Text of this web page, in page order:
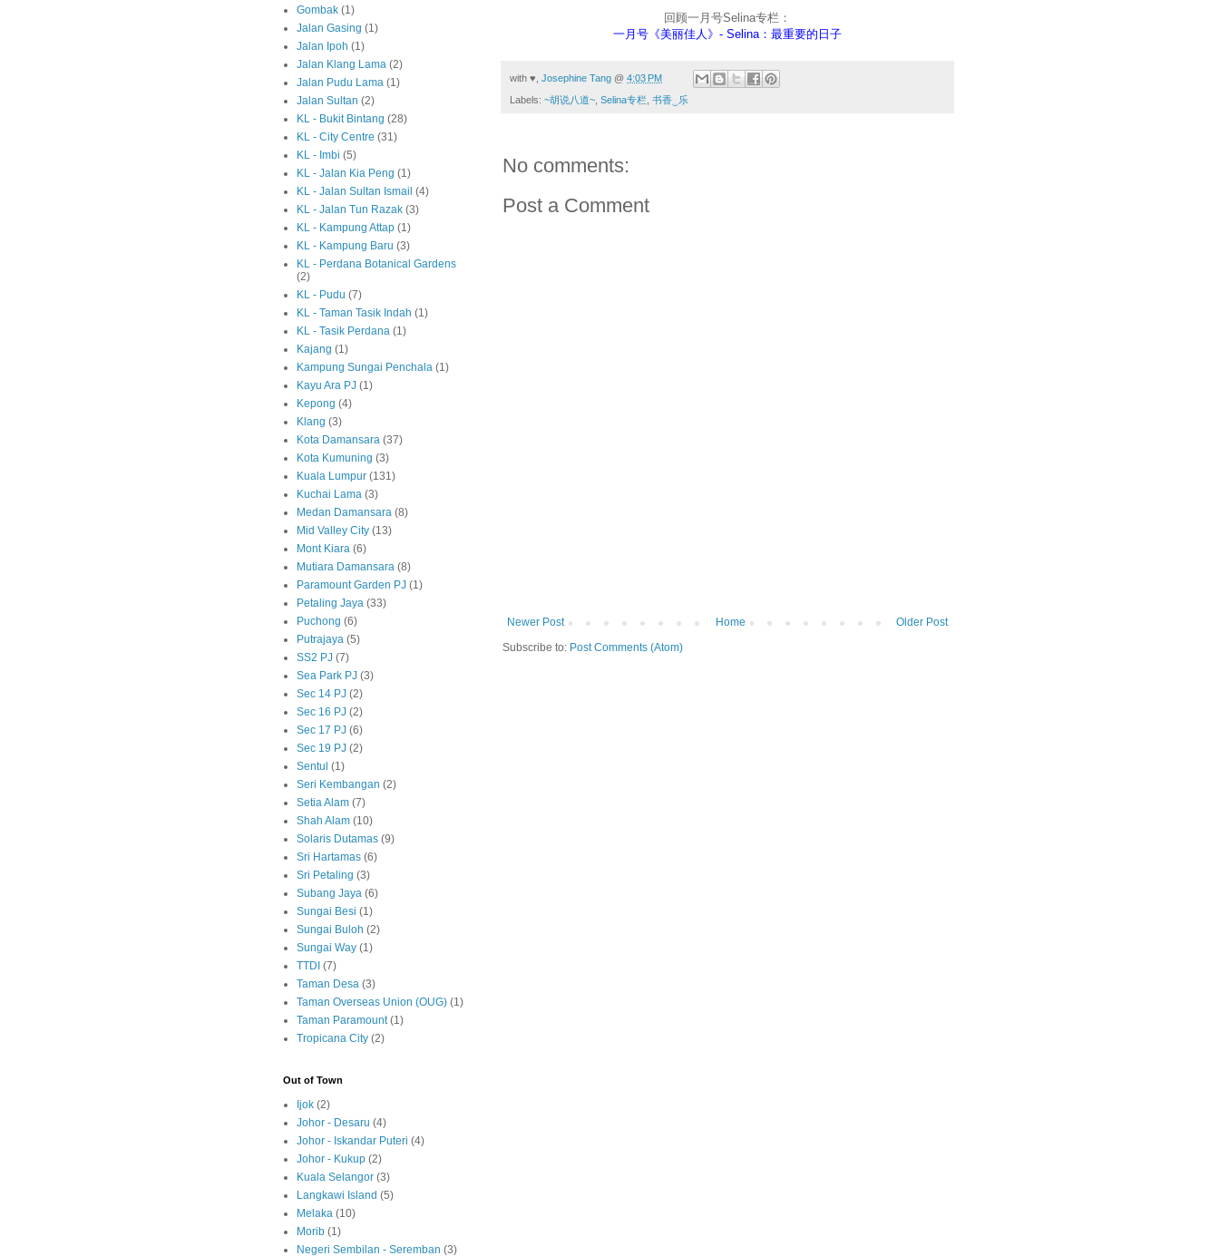
回顾一月号Selina专栏：
一月号《美丽佳人》- Selina：最重要的日子
with ♥, Josephine Tang @ 4:03 PM
Labels: ~胡说八道~ Selina专栏 书香‿乐
No comments:
Post a Comment
Newer Post Older Post
Home
Subscribe to: Post Comments (Atom)
Gombak (1)
Jalan Gasing (1)
Jalan Ipoh (1)
Jalan Klang Lama (2)
Jalan Pudu Lama (1)
Jalan Sultan (2)
KL - Bukit Bintang (28)
KL - City Centre (31)
KL - Imbi (5)
KL - Jalan Kia Peng (1)
KL - Jalan Sultan Ismail (4)
KL - Jalan Tun Razak (3)
KL - Kampung Attap (1)
KL - Kampung Baru (3)
KL - Perdana Botanical Gardens
(2)
KL - Pudu (7)
KL - Taman Tasik Indah (1)
KL - Tasik Perdana (1)
Kajang (1)
Kampung Sungai Penchala (1)
Kayu Ara PJ (1)
Kepong (4)
Klang (3)
Kota Damansara (37)
Kota Kumuning (3)
Kuala Lumpur (131)
Kuchai Lama (3)
Medan Damansara (8)
Mid Valley City (13)
Mont Kiara (6)
Mutiara Damansara (8)
Paramount Garden PJ (1)
Petaling Jaya (33)
Puchong (6)
Putrajaya (5)
SS2 PJ (7)
Sea Park PJ (3)
Sec 14 PJ (2)
Sec 16 PJ (2)
Sec 17 PJ (6)
Sec 19 PJ (2)
Sentul (1)
Seri Kembangan (2)
Setia Alam (7)
Shah Alam (10)
Solaris Dutamas (9)
Sri Hartamas (6)
Sri Petaling (3)
Subang Jaya (6)
Sungai Besi (1)
Sungai Buloh (2)
Sungai Way (1)
TTDI (7)
Taman Desa (3)
Taman Overseas Union (OUG) (1)
Taman Paramount (1)
Tropicana City (2)
Out of Town
Ijok (2)
Johor - Desaru (4)
Johor - Iskandar Puteri (4)
Johor - Kukup (2)
Kuala Selangor (3)
Langkawi Island (5)
Melaka (10)
Morib (1)
Negeri Sembilan - Seremban (3)